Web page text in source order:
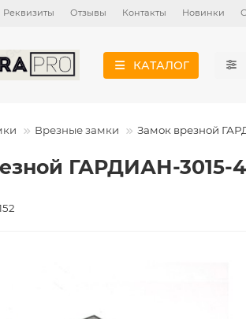
Реквизиты Отзывы Контакты Новинки
КАТАЛОГ
Врезные замки Замок врезной
ГАРДИАН-3015-